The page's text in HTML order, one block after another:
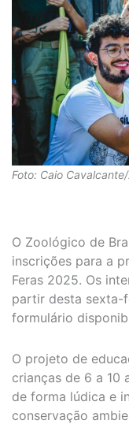
Foto: Caio
O Zoológico de
inscrições para a
Feras 2025. Os
partir desta sexta-
formulário
O projeto de
crianças de 6 a 10
de forma lúdica e
conservação